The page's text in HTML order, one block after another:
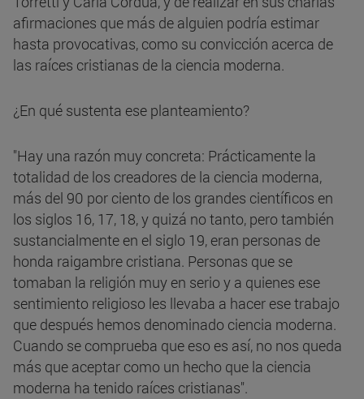
afirmaciones que más de alguien podría estimar
hasta provocativas, como su convicción acerca de
las raíces cristianas de la ciencia moderna.
¿En qué sustenta ese planteamiento?
"Hay una razón muy concreta: Prácticamente la
totalidad de los creadores de la ciencia moderna,
más del 90 por ciento de los grandes científicos en
los siglos 16, 17, 18, y quizá no tanto, pero también
sustancialmente en el siglo 19, eran personas de
honda raigambre cristiana. Personas que se
tomaban la religión muy en serio y a quienes ese
sentimiento religioso les llevaba a hacer ese trabajo
que después hemos denominado ciencia moderna.
Cuando se comprueba que eso es así, no nos queda
más que aceptar como un hecho que la ciencia
moderna ha tenido raíces cristianas".